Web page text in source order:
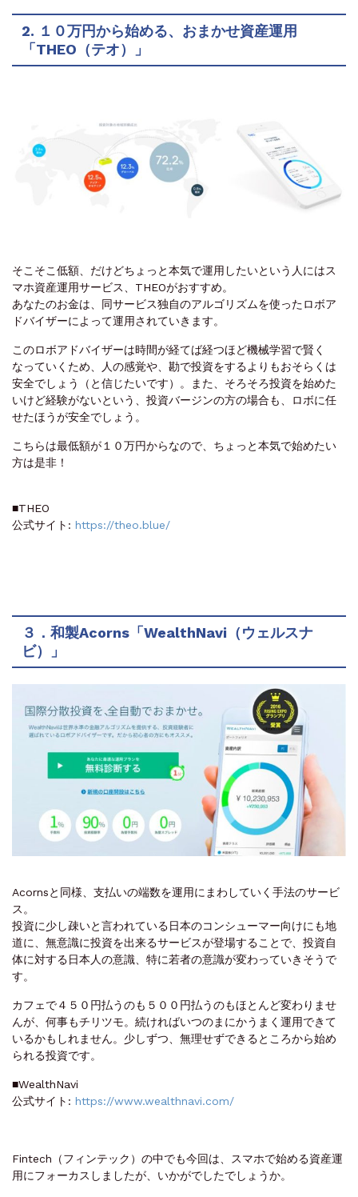
2. １０万円から始める、おまかせ資産運用
「THEO（テオ）」
そこそこ低額、だけどちょっと本気で運用したいという人にはス
マホ資産運用サービス、THEOがおすすめ。
あなたのお金は、同サービス独自のアルゴリズムを使ったロボア
ドバイザーによって運用されていきます。
このロボアドバイザーは時間が経てば経つほど機械学習で賢く
なっていくため、人の感覚や、勘で投資をするよりもおそらくは
安全でしょう（と信じたいです）。また、そろそろ投資を始めた
いけど経験がないという、投資バージンの方の場合も、ロボに任
せたほうが安全でしょう。
こちらは最低額が１０万円からなので、ちょっと本気で始めたい
方は是非！
■THEO
公式サイト: https://theo.blue/
３．和製Acorns「WealthNavi（ウェルスナ
ビ）」
Acornsと同様、支払いの端数を運用にまわしていく手法のサービ
ス。
投資に少し疎いと言われている日本のコンシューマー向けにも地
道に、無意識に投資を出来るサービスが登場することで、投資自
体に対する日本人の意識、特に若者の意識が変わっていきそうで
す。
カフェで４５０円払うのも５００円払うのもほとんど変わりませ
んが、何事もチリツモ。続ければいつのまにかうまく運用できて
いるかもしれません。少しずつ、無理せずできるところから始め
られる投資です。
■WealthNavi
公式サイト: https://www.wealthnavi.com/
Fintech（フィンテック）の中でも今回は、スマホで始める資産運
用にフォーカスしましたが、いかがでしたでしょうか。